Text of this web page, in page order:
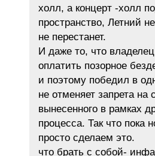
холл, а концерт -холл
пространство, Летний
не перестанет.
И даже то, что
оплатить позорное
и поэтому победил в
не отменяет запрета на
вынесенного в рамках
процесса. Так что пока
просто сделаем это.
что брать с собой-